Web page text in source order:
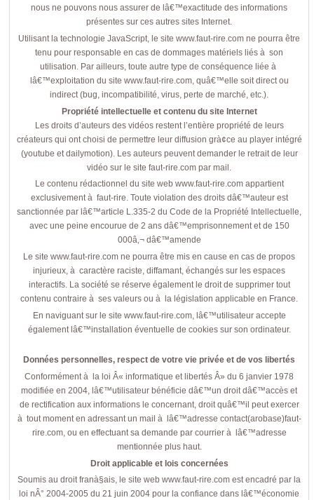
nous ne pouvons nous assurer de lâ€™exactitude des informations
présentes sur ces autres sites Internet.
Utilisant la technologie JavaScript, le site www.faut-rire.com ne pourra être
tenu pour responsable en cas de dommages matériels liés à son
utilisation. Par ailleurs, toute autre type de conséquence liée à
lâ€™exploitation du site www.faut-rire.com, quâ€™elle soit direct ou
indirect (bug, incompatibilité, virus, perte de marché, etc.).
Propriété intellectuelle et contenu du site Internet
Les droits d’auteurs des vidéos restent l’entière propriété de leurs
créateurs qui ont choisi de permettre leur diffusion grà¢ce au player intégré
(youtube et dailymotion). Les auteurs peuvent demander le retrait de leur
vidéo sur le site faut-rire.com par mail.
Le contenu rédactionnel du site web www.faut-rire.com appartient
exclusivement à faut-rire. Toute violation des droits dâ€™auteur est
sanctionnée par lâ€™article L.335-2 du Code de la Propriété Intellectuelle,
avec une peine encourue de 2 ans dâ€™emprisonnement et de 150
000â‚¬ dâ€™amende
Le site www.faut-rire.com ne pourra être mis en cause en cas de propos
injurieux, à caractère raciste, diffamant, échangés sur les espaces
interactifs. La société se réserve également le droit de supprimer tout
contenu contraire à ses valeurs ou à la législation applicable en France.
En naviguant sur le site www.faut-rire.com, lâ€™utilisateur accepte
également lâ€™installation éventuelle de cookies sur son ordinateur.
Données personnelles, respect de votre vie privée et de vos libertés
Conformément à la loi Â« informatique et libertés Â» du 6 janvier 1978
modifiée en 2004, lâ€™utilisateur bénéficie dâ€™un droit dâ€™accès et
de rectification aux informations le concernant, droit quâ€™il peut exercer
à tout moment en adressant un mail à lâ€™adresse contact(arobase)faut-
rire.com, ou en effectuant sa demande par courrier à lâ€™adresse
mentionnée plus haut.
Droit applicable et lois concernées
Soumis au droit franà§ais, le site web www.faut-rire.com est encadré par la
loi nÂ° 2004-2005 du 21 juin 2004 pour la confiance dans lâ€™économie